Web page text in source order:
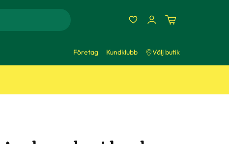
Företag Kundklubb Välj butik